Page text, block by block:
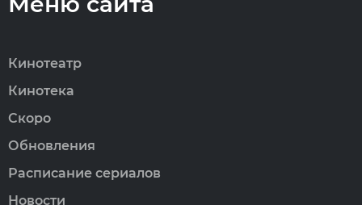
Кинотеатр
Кинотека
Скоро
Обновления
Расписание сериалов
Новости